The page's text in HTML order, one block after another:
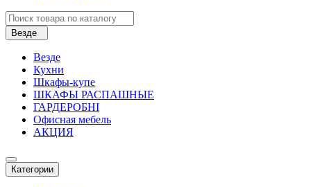
Везде
Везде
Кухни
Шкафы-купе
ШКАФЫ РАСПАШНЫЕ
ГАРДЕРОБНІ
Офисная мебель
АКЦИЯ
Категории